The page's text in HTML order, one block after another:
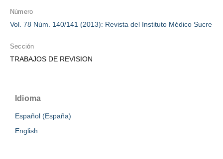
Número
Vol. 78 Núm. 140/141 (2013): Revista del Instituto Médico Sucre
Sección
TRABAJOS DE REVISION
Idioma
Español (España)
English